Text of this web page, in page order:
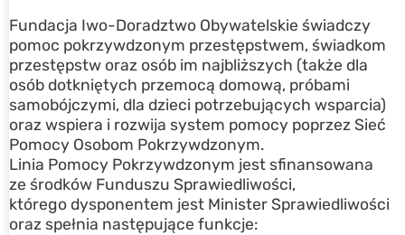
Fundacja Iwo-Doradztwo Obywatelskie świadczy
pomoc pokrzywdzonym przestępstwem, świadkom
przestępstw oraz osób im najbliższych (także dla
osób dotkniętych przemocą domową, próbami
samobójczymi, dla dzieci potrzebujących wsparcia)
oraz wspiera i rozwija system pomocy poprzez Sieć
Pomocy Osobom Pokrzywdzonym.
Linia Pomocy Pokrzywdzonym jest sfinansowana
ze środków Funduszu Sprawiedliwości,
którego dysponentem jest Minister Sprawiedliwości
oraz spełnia następujące funkcje: